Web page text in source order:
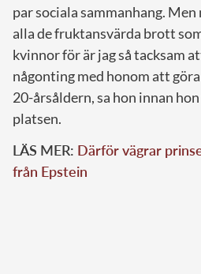
par sociala sammanhang. Men
alla de fruktansvärda brott
kvinnor för är jag så tacksam
någonting med honom att
20-årsåldern, sa hon innan
platsen.
LÄS MER: Därför vägrar
från Epstein